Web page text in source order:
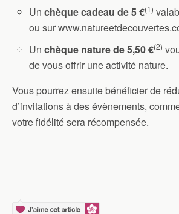
Unchèque cadeau de 5 €(1)
ou sur
Unchèque nature de 5,50 €(2)
de vous offrir une activité nature.
Vous pourrez ensuite bénéficier de
d’invitations à des évènements,
votre fidélité sera récompensée.